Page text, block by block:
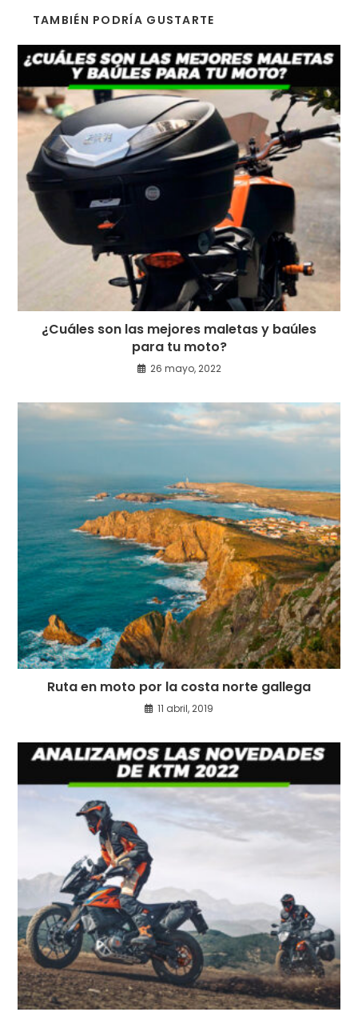
TAMBIÉN PODRÍA GUSTARTE
¿Cuáles son las mejores maletas y baúles
para tu moto?
26 mayo, 2022
Ruta en moto por la costa norte gallega
11 abril, 2019